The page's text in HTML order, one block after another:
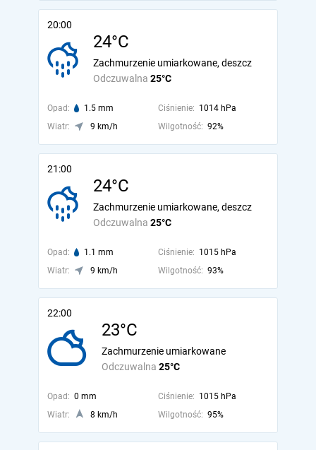
20:00
24°C
Odczuwalna 25°C
Zachmurzenie umiarkowane, deszcz
Opad: 1.5 mm Ciśnienie: 1014 hPa
Wiatr:
9 km/h Wilgotność: 92%
21:00
24°C
Odczuwalna 25°C
Zachmurzenie umiarkowane, deszcz
Opad: 1.1 mm Ciśnienie: 1015 hPa
Wiatr:
9 km/h Wilgotność: 93%
22:00
23°C
Odczuwalna 25°C
Zachmurzenie umiarkowane
Opad: 0 mm Ciśnienie: 1015 hPa
Wiatr:
8 km/h Wilgotność: 95%